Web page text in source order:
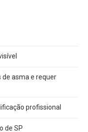
de asma e requer
profissional
de SP